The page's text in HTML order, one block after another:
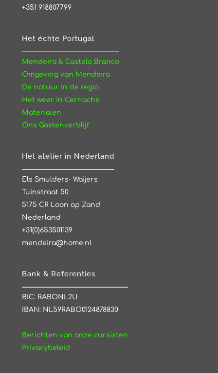
+351 918807799
Het échte Portugal
Mendeira & Castelo Branco
Omgeving van Mendeira
De natuur in de regio
Het weer in Cernache
Materialen
Ons Gastenverblijf
Het atelier in Nederland
Els Smulders- Waijers
Tuinstraat 50
5175 CR Loon op Zand
Nederland
+31(0)653501139
mendeira@home.nl
Bank & Referenties
BIC: RABONL2U
IBAN: NL59RABO0124878830
Berichten van onze cursisten
Privacybeleid